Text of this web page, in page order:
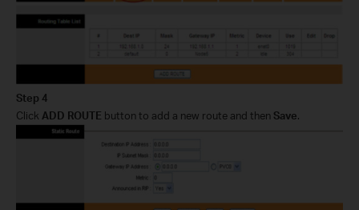
Step 4
Click ADD ROUTE button to add a new route and then Save.